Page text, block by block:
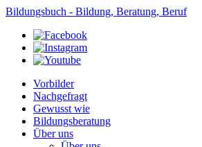
Bildungsbuch - Bildung, Beratung, Beruf
Vorbilder
Nachgefragt
Gewusst wie
Bildungsberatung
Über uns